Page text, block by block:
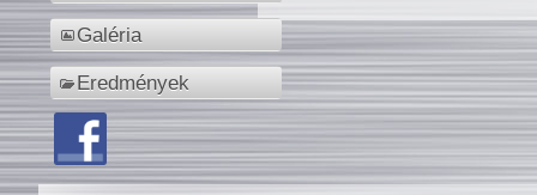
Galéria
Eredmények